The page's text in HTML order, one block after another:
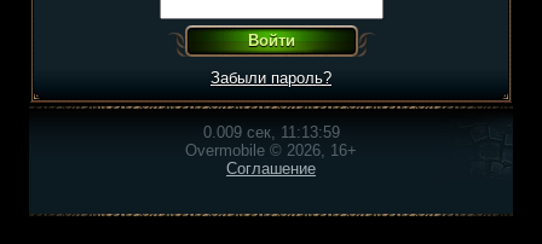
Забыли пароль?
0.009 сек, 11:13:59
Overmobile © 2026, 16+
Соглашение